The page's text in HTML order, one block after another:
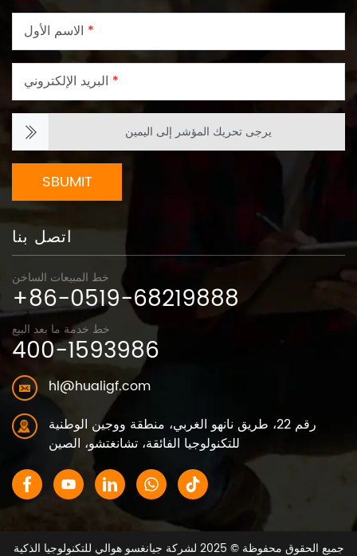
*
*
يرجى تحريك المؤشر إلى اليمين
SBUMIT
اتصل بنا
خط المبيعات الساخن
+86-0519-68219888
خط خدمة ما بعد البيع
400-1593986
hl@hualigf.com
رقم 22، طريق نانهو الغربي، منطقة ووجين الوطنية
للتكنولوجيا الفائقة، تشانغتشو، الصين
جميع الحقوق محفوظة © 2025 لشركة جيانغسو هوالي للتكنولوجيا الذكية